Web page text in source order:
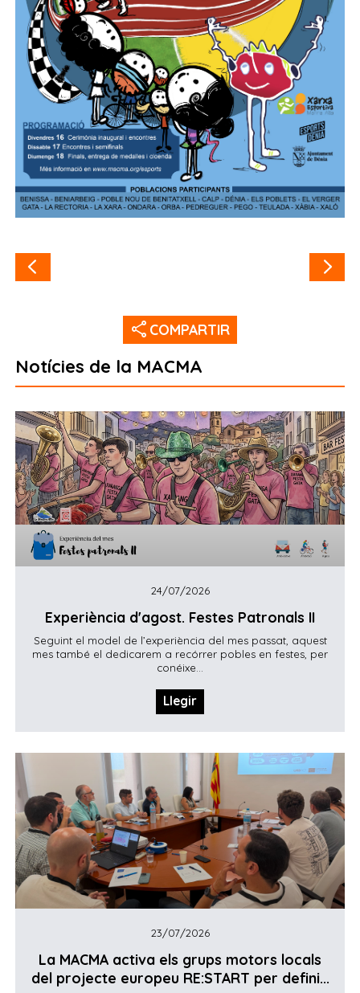
share COMPARTIR
Notícies de la MACMA
24/07/2026
Experiència d'agost. Festes Patronals II
Seguint el model de l’experiència del mes passat, aquest
mes també el dedicarem a recórrer pobles en festes, per
conéixe...
Llegir
23/07/2026
La MACMA activa els grups motors locals
del projecte europeu RE:START per defini...